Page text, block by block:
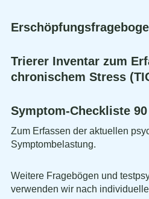
Trierer Inventar zum
chronischem Stress
Symptom-Checkliste 90
Zum Erfassen der aktuellen
Symptombelastung.
Weitere Fragebögen und
verwenden wir nach